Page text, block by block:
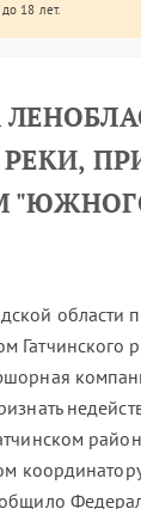
18 лет.
РЕКИ,
области